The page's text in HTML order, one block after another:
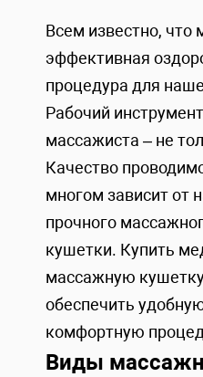
Всем известно, что
эффективная
процедура для
Рабочий
массажиста – не
Качество
многом зависит от
прочного
кушетки. Купить
массажную
обеспечить
комфортную
Виды